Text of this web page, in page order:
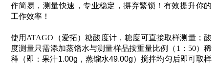
作简易，测量快速，专业稳定，摒弃繁锁！有效提升你的
工作效率！
使用ATAGO（爱拓）糖酸度计，糖度可直接取样测量；酸
度测量只需添加蒸馏水与测量样品按重量比例（1：50）稀
释（即：果汁1.00g ，蒸馏水49.00g）搅拌均匀后即可取样